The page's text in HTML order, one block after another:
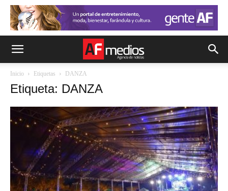
Inicio Etiquetas DANZA
Etiqueta: DANZA